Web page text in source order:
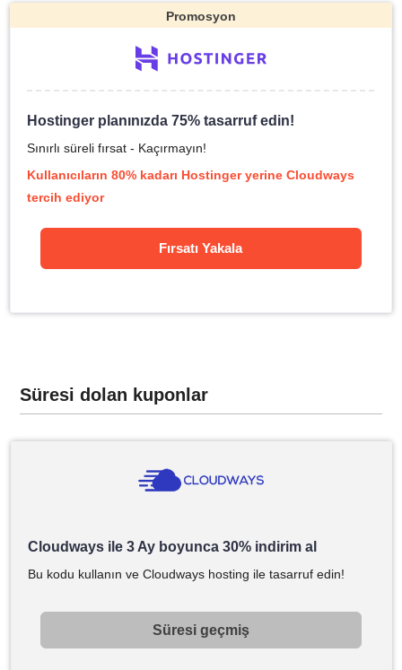
Promosyon
Hostinger planınızda 75% tasarruf edin!
Sınırlı süreli fırsat - Kaçırmayın!
Kullanıcıların 80% kadarı Hostinger yerine Cloudways
tercih ediyor
Fırsatı Yakala
Süresi dolan kuponlar
Cloudways ile 3 Ay boyunca 30% indirim al
Bu kodu kullanın ve Cloudways hosting ile tasarruf edin!
Süresi geçmiş